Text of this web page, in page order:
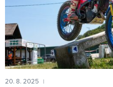
20. 8. 2025 |